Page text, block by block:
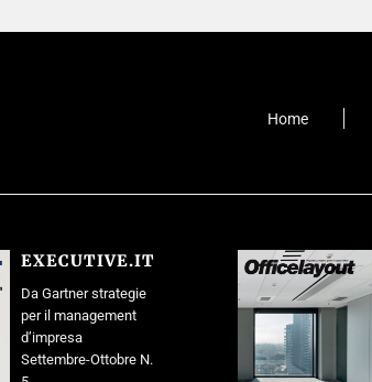
Home
EXECUTIVE.IT
Da Gartner strategie
per il management
d’impresa
Settembre-Ottobre N.